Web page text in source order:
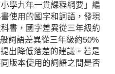
學九年一貫課程綱要」編
使用的國字和詞語，發現
書，國字差異從三年級約
詞語差異從三年級約50%
出降低落差的建議。若是
版本使用的詞語之間是否